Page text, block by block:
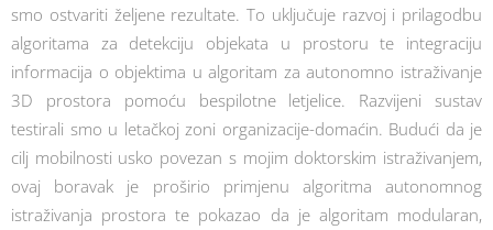
smo ostvariti željene rezultate. To uključuje razvoj i prilagodbu
algoritama za detekciju objekata u prostoru te integraciju
informacija o objektima u algoritam za autonomno istraživanje
3D prostora pomoću bespilotne letjelice. Razvijeni sustav
testirali smo u letačkoj zoni organizacije-domaćin. Budući da je
cilj mobilnosti usko povezan s mojim doktorskim istraživanjem,
ovaj boravak je proširio primjenu algoritma autonomnog
istraživanja prostora te pokazao da je algoritam modularan,